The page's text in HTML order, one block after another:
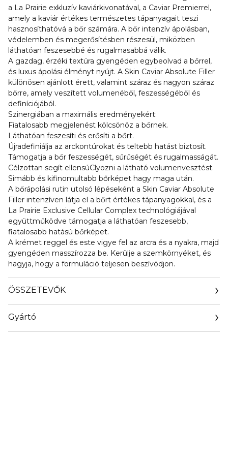
a La Prairie exkluzív kaviárkivonatával, a Caviar Premierrel,
amely a kaviár értékes természetes tápanyagait teszi
hasznosíthatóvá a bőr számára. A bőr intenzív ápolásban,
védelemben és megerősítésben részesül, miközben
láthatóan feszesebbé és rugalmasabbá válik.
A gazdag, érzéki textúra gyengéden egybeolvad a bőrrel,
és luxus ápolási élményt nyújt. A Skin Caviar Absolute Filler
különösen ajánlott érett, valamint száraz és nagyon száraz
bőrre, amely veszített volumenéből, feszességéből és
definíciójából.
Szinergiában a maximális eredményekért:
Fiatalosabb megjelenést kölcsönöz a bőrnek.
Láthatóan feszesíti és erősíti a bőrt.
Újradefiniálja az arckontúrokat és teltebb hatást biztosít.
Támogatja a bőr feszességét, sűrűségét és rugalmasságát.
Célzottan segít ellensúClyozni a látható volumenvesztést.
Simább és kifinomultabb bőrképet hagy maga után.
A bőrápolási rutin utolsó lépéseként a Skin Caviar Absolute
Filler intenzíven látja el a bőrt értékes tápanyagokkal, és a
La Prairie Exclusive Cellular Complex technológiájával
együttműködve támogatja a láthatóan feszesebb,
fiatalosabb hatású bőrképet.
A krémet reggel és este vigye fel az arcra és a nyakra, majd
gyengéden masszírozza be. Kerülje a szemkörnyéket, és
hagyja, hogy a formuláció teljesen beszívódjon.
ÖSSZETEVŐK
Gyártó